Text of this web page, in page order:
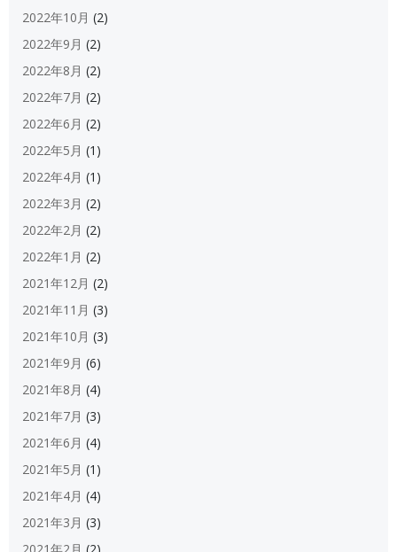
2022年10月 (2)
2022年9月 (2)
2022年8月 (2)
2022年7月 (2)
2022年6月 (2)
2022年5月 (1)
2022年4月 (1)
2022年3月 (2)
2022年2月 (2)
2022年1月 (2)
2021年12月 (2)
2021年11月 (3)
2021年10月 (3)
2021年9月 (6)
2021年8月 (4)
2021年7月 (3)
2021年6月 (4)
2021年5月 (1)
2021年4月 (4)
2021年3月 (3)